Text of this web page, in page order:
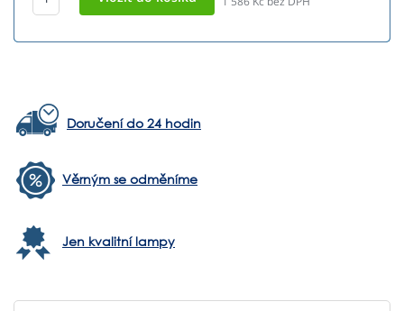
Doručení do 24 hodin
Věrným se odměníme
Jen kvalitní lampy